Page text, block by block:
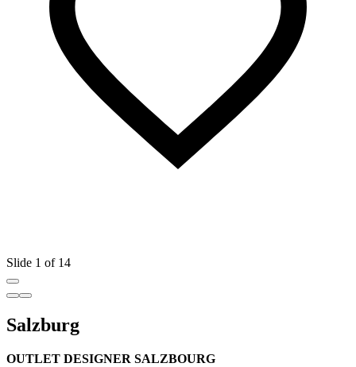
Slide 1 of 14
Salzburg
OUTLET DESIGNER SALZBOURG